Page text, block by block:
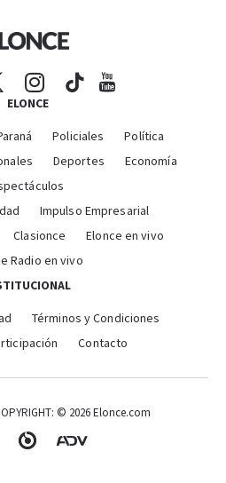
ELONCE
Policiales
Política
Deportes
Economía
Impulso Empresarial
Clasionce
Elonce en vivo
Radio en vivo
Términos y Condiciones
Contacto
© 2026 Elonce.com